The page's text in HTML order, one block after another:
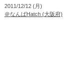
2011/12/12 (月)
＠なんばHatch (大阪府)